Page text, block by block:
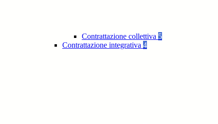
Contrattazione collettiva 5
Contrattazione integrativa 4